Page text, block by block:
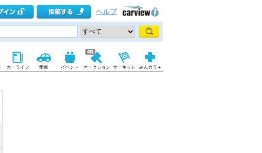
ヘルプ
カーライフ 愛車 イベント オークション サーキット みんカラ＋